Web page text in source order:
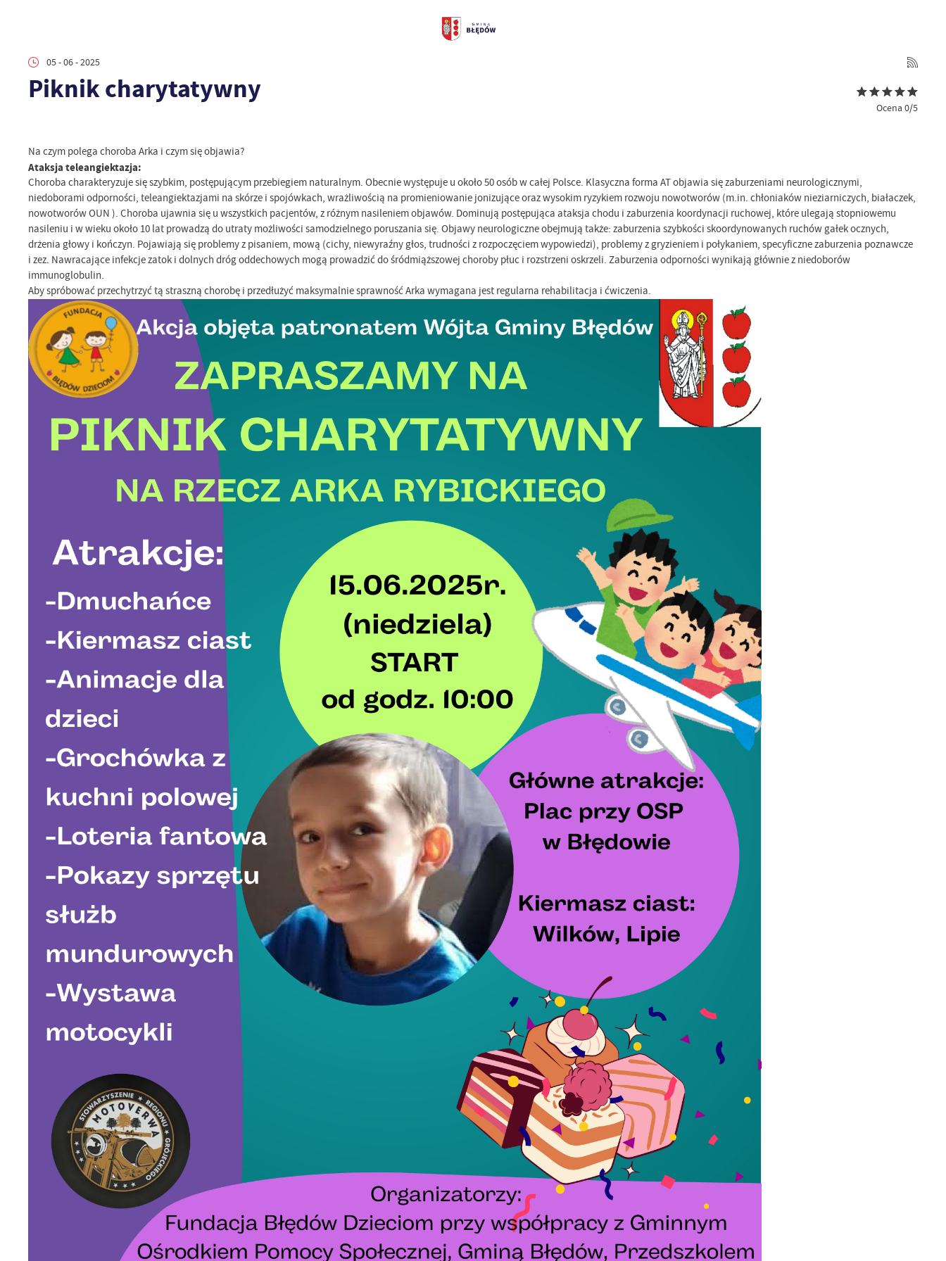
05 - 06 - 2025
Piknik charytatywny
Ocena 0/5
Na czym polega choroba Arka i czym się objawia?
Ataksja teleangiektazja:
Choroba charakteryzuje się szybkim, postępującym przebiegiem naturalnym. Obecnie występuje u około 50 osób w całej Polsce. Klasyczna forma AT objawia się zaburzeniami neurologicznymi,
niedoborami odporności, teleangiektazjami na skórze i spojówkach, wrażliwością na promieniowanie jonizujące oraz wysokim ryzykiem rozwoju nowotworów (m.in. chłoniaków nieziarniczych, białaczek,
nowotworów OUN ). Choroba ujawnia się u wszystkich pacjentów, z różnym nasileniem objawów. Dominują postępująca ataksja chodu i zaburzenia koordynacji ruchowej, które ulegają stopniowemu
nasileniu i w wieku około 10 lat prowadzą do utraty możliwości samodzielnego poruszania się. Objawy neurologiczne obejmują także: zaburzenia szybkości skoordynowanych ruchów gałek ocznych,
drżenia głowy i kończyn. Pojawiają się problemy z pisaniem, mową (cichy, niewyraźny głos, trudności z rozpoczęciem wypowiedzi), problemy z gryzieniem i połykaniem, specyficzne zaburzenia poznawcze
i zez. Nawracające infekcje zatok i dolnych dróg oddechowych mogą prowadzić do śródmiąższowej choroby płuc i rozstrzeni oskrzeli. Zaburzenia odporności wynikają głównie z niedoborów
immunoglobulin.
Aby spróbować przechytrzyć tą straszną chorobę i przedłużyć maksymalnie sprawność Arka wymagana jest regularna rehabilitacja i ćwiczenia.